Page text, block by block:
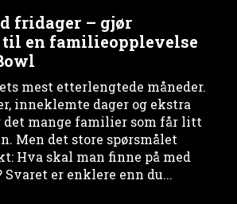
fridager – gjør
en familieopplevelse
mest etterlengtede måneder.
inneklemte dager og ekstra
det mange familier som får litt
Men det store spørsmålet
Hva skal man finne på med
er enklere enn du...